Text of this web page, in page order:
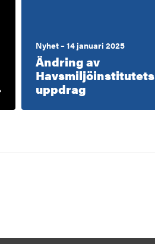
Nyhet – 14 januari 2025
Ändring av
Havsmiljöinstitutets
uppdrag